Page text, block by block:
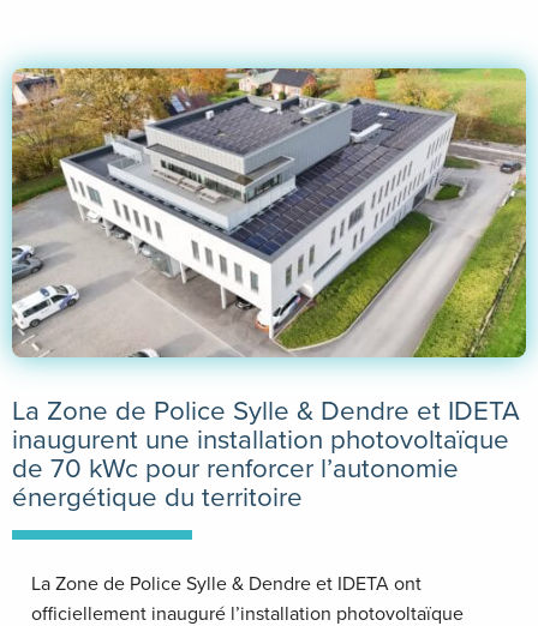
La Zone de Police Sylle & Dendre et IDETA
inaugurent une installation photovoltaïque
de 70 kWc pour renforcer l’autonomie
énergétique du territoire
La Zone de Police Sylle & Dendre et IDETA ont
officiellement inauguré l’installation photovoltaïque